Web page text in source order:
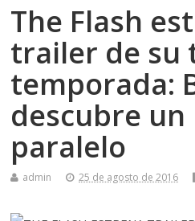
The Flash
trailer de su
temporada:
descubre
paralelo
admin 25 de agosto de 2016